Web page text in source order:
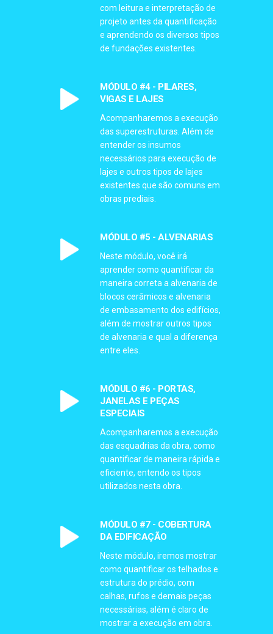
com leitura e interpretação de
projeto antes da quantificação
e aprendendo os diversos tipos
de fundações existentes.
MÓDULO #4 - PILARES,
VIGAS E LAJES
Acompanharemos a execução
das superestruturas. Além de
entender os insumos
necessários para execução de
lajes e outros tipos de lajes
existentes que são comuns em
obras prediais.
MÓDULO #5 - ALVENARIAS
Neste módulo, você irá
aprender como quantificar da
maneira correta a alvenaria de
blocos cerâmicos e alvenaria
de embasamento dos edifícios,
além de mostrar outros tipos
de alvenaria e qual a diferença
entre eles.
MÓDULO #6 - PORTAS,
JANELAS E PEÇAS
ESPECIAIS
Acompanharemos a execução
das esquadrias da obra, como
quantificar de maneira rápida e
eficiente, entendo os tipos
utilizados nesta obra.
MÓDULO #7 - COBERTURA
DA EDIFICAÇÃO
Neste módulo, iremos mostrar
como quantificar os telhados e
estrutura do prédio, com
calhas, rufos e demais peças
necessárias, além é claro de
mostrar a execução em obra.